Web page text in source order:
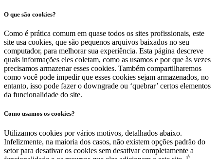
O que são cookies?
Como é prática comum em quase todos os sites profissionais, este
site usa cookies, que são pequenos arquivos baixados no seu
computador, para melhorar sua experiência. Esta página descreve
quais informações eles coletam, como as usamos e por que às vezes
precisamos armazenar esses cookies. Também compartilharemos
como você pode impedir que esses cookies sejam armazenados, no
entanto, isso pode fazer o downgrade ou ‘quebrar’ certos elementos
da funcionalidade do site.
Como usamos os cookies?
Utilizamos cookies por vários motivos, detalhados abaixo.
Infelizmente, na maioria dos casos, não existem opções padrão do
setor para desativar os cookies sem desativar completamente a